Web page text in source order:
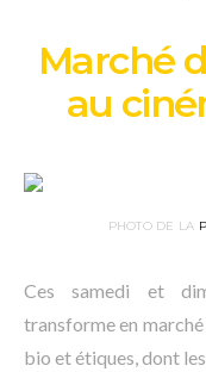
Marché
au
PHOTO DE LA
Ces samedi et
transforme en
bio et étiques, dont